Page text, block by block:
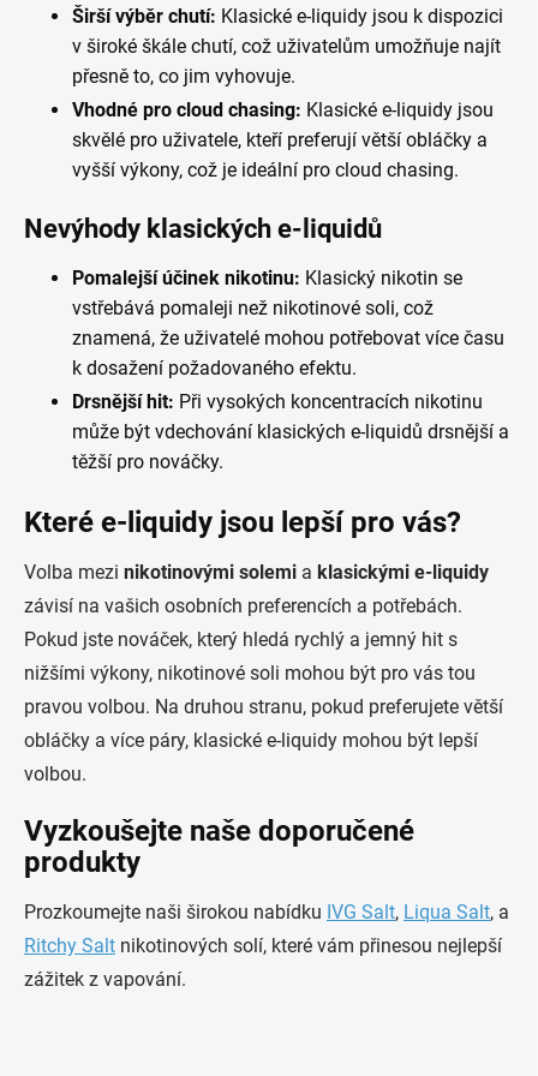
Širší výběr chutí: Klasické e-liquidy jsou k dispozici
v široké škále chutí, což uživatelům umožňuje najít
přesně to, co jim vyhovuje.
Vhodné pro cloud chasing: Klasické e-liquidy jsou
skvělé pro uživatele, kteří preferují větší obláčky a
vyšší výkony, což je ideální pro cloud chasing.
Nevýhody klasických e-liquidů
Pomalejší účinek nikotinu: Klasický nikotin se
vstřebává pomaleji než nikotinové soli, což
znamená, že uživatelé mohou potřebovat více času
k dosažení požadovaného efektu.
Drsnější hit: Při vysokých koncentracích nikotinu
může být vdechování klasických e-liquidů drsnější a
těžší pro nováčky.
Které e-liquidy jsou lepší pro vás?
Volba mezi nikotinovými solemi a klasickými e-liquidy
závisí na vašich osobních preferencích a potřebách.
Pokud jste nováček, který hledá rychlý a jemný hit s
nižšími výkony, nikotinové soli mohou být pro vás tou
pravou volbou. Na druhou stranu, pokud preferujete větší
obláčky a více páry, klasické e-liquidy mohou být lepší
volbou.
Vyzkoušejte naše doporučené
produkty
Prozkoumejte naši širokou nabídku IVG Salt, Liqua Salt, a
Ritchy Salt nikotinových solí, které vám přinesou nejlepší
zážitek z vapování.